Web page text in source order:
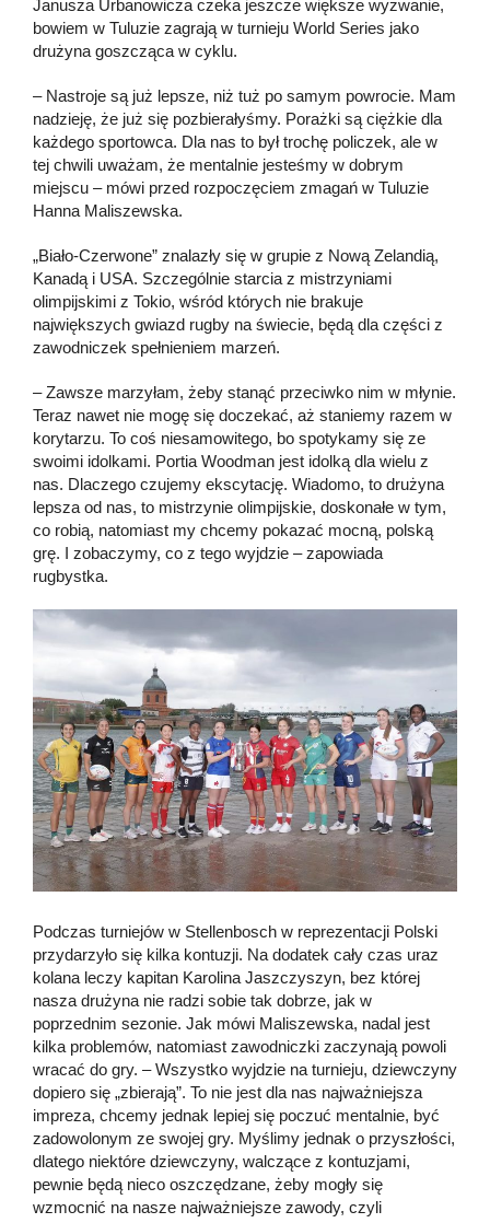
Janusza Urbanowicza czeka jeszcze większe wyzwanie,
bowiem w Tuluzie zagrają w turnieju World Series jako
drużyna goszcząca w cyklu.
– Nastroje są już lepsze, niż tuż po samym powrocie. Mam
nadzieję, że już się pozbierałyśmy. Porażki są ciężkie dla
każdego sportowca. Dla nas to był trochę policzek, ale w
tej chwili uważam, że mentalnie jesteśmy w dobrym
miejscu – mówi przed rozpoczęciem zmagań w Tuluzie
Hanna Maliszewska.
„Biało-Czerwone” znalazły się w grupie z Nową Zelandią,
Kanadą i USA. Szczególnie starcia z mistrzyniami
olimpijskimi z Tokio, wśród których nie brakuje
największych gwiazd rugby na świecie, będą dla części z
zawodniczek spełnieniem marzeń.
– Zawsze marzyłam, żeby stanąć przeciwko nim w młynie.
Teraz nawet nie mogę się doczekać, aż staniemy razem w
korytarzu. To coś niesamowitego, bo spotykamy się ze
swoimi idolkami. Portia Woodman jest idolką dla wielu z
nas. Dlaczego czujemy ekscytację. Wiadomo, to drużyna
lepsza od nas, to mistrzynie olimpijskie, doskonałe w tym,
co robią, natomiast my chcemy pokazać mocną, polską
grę. I zobaczymy, co z tego wyjdzie – zapowiada
rugbystka.
Podczas turniejów w Stellenbosch w reprezentacji Polski
przydarzyło się kilka kontuzji. Na dodatek cały czas uraz
kolana leczy kapitan Karolina Jaszczyszyn, bez której
nasza drużyna nie radzi sobie tak dobrze, jak w
poprzednim sezonie. Jak mówi Maliszewska, nadal jest
kilka problemów, natomiast zawodniczki zaczynają powoli
wracać do gry. – Wszystko wyjdzie na turnieju, dziewczyny
dopiero się „zbierają”. To nie jest dla nas najważniejsza
impreza, chcemy jednak lepiej się poczuć mentalnie, być
zadowolonym ze swojej gry. Myślimy jednak o przyszłości,
dlatego niektóre dziewczyny, walczące z kontuzjami,
pewnie będą nieco oszczędzane, żeby mogły się
wzmocnić na nasze najważniejsze zawody, czyli